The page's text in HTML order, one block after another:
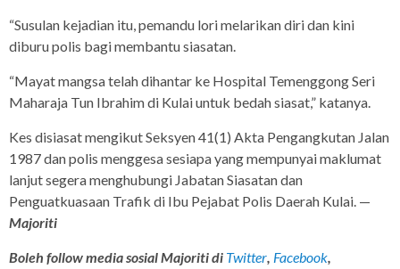
“Susulan kejadian itu, pemandu lori melarikan diri dan kini
diburu polis bagi membantu siasatan.
“Mayat mangsa telah dihantar ke Hospital Temenggong Seri
Maharaja Tun Ibrahim di Kulai untuk bedah siasat,” katanya.
Kes disiasat mengikut Seksyen 41(1) Akta Pengangkutan Jalan
1987 dan polis menggesa sesiapa yang mempunyai maklumat
lanjut segera menghubungi Jabatan Siasatan dan
Penguatkuasaan Trafik di Ibu Pejabat Polis Daerah Kulai. —
Majoriti
Boleh follow media sosial Majoriti di Twitter, Facebook,